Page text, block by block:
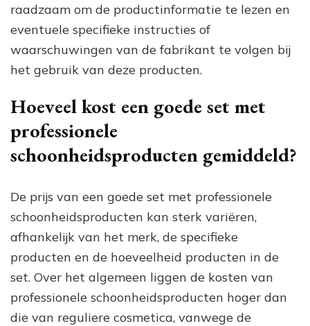
raadzaam om de productinformatie te lezen en
eventuele specifieke instructies of
waarschuwingen van de fabrikant te volgen bij
het gebruik van deze producten.
Hoeveel kost een goede set met
professionele
schoonheidsproducten gemiddeld?
De prijs van een goede set met professionele
schoonheidsproducten kan sterk variëren,
afhankelijk van het merk, de specifieke
producten en de hoeveelheid producten in de
set. Over het algemeen liggen de kosten van
professionele schoonheidsproducten hoger dan
die van reguliere cosmetica, vanwege de